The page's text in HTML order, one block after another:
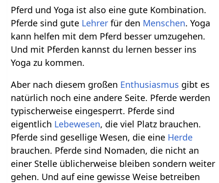
Pferd und Yoga ist also eine gute Kombination.
Pferde sind gute Lehrer für den Menschen. Yoga
kann helfen mit dem Pferd besser umzugehen.
Und mit Pferden kannst du lernen besser ins
Yoga zu kommen.
Aber nach diesem großen Enthusiasmus gibt es
natürlich noch eine andere Seite. Pferde werden
typischerweise eingesperrt. Pferde sind
eigentlich Lebewesen, die viel Platz brauchen.
Pferde sind gesellige Wesen, die eine Herde
brauchen. Pferde sind Nomaden, die nicht an
einer Stelle üblicherweise bleiben sondern weiter
gehen. Und auf eine gewisse Weise betreiben